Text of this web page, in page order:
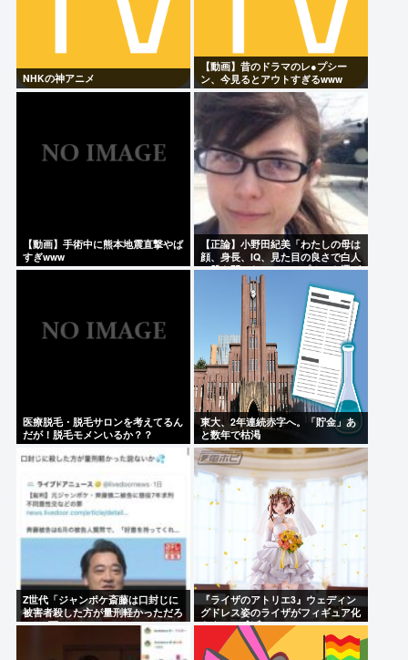
NHKの神アニメ
【動画】昔のドラマのレ●プシー
ン、今見るとアウトすぎるwww
【動画】手術中に熊本地震直撃やば
すぎwww
【正論】小野田紀美「わたしの母は
顔、身長、IQ、見た目の良さで白人
に股を開いた。ジャップオスを選ば
なくてわたしの幸せがある」
医療脱毛・脱毛サロンを考えてるん
だが！脱毛モメンいるか？？
東大、2年連続赤字へ。「貯金」あ
と数年で枯渇
Z世代「ジャンポケ斎藤は口封じに
被害者殺した方が量刑軽かっただろ
」←1万いいね❤️
『ライザのアトリエ3』ウェディン
グドレス姿のライザがフィギュア化
キタ───(ﾟ∀ﾟ)───!!!!!